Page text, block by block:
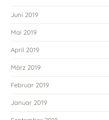
Juni 2019
Mai 2019
April 2019
März 2019
Februar 2019
Januar 2019